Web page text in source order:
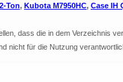
Ton, Kubota M7950HC, Case IH
dass die in dem Verzeichnis
nicht für die Nutzung